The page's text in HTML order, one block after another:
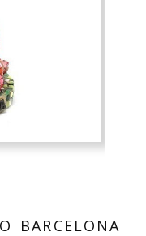
BARCELONA